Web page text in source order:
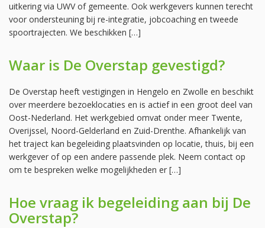
uitkering via UWV of gemeente. Ook werkgevers kunnen terecht
voor ondersteuning bij re-integratie, jobcoaching en tweede
spoortrajecten. We beschikken […]
Waar is De Overstap gevestigd?
De Overstap heeft vestigingen in Hengelo en Zwolle en beschikt
over meerdere bezoeklocaties en is actief in een groot deel van
Oost-Nederland. Het werkgebied omvat onder meer Twente,
Overijssel, Noord-Gelderland en Zuid-Drenthe. Afhankelijk van
het traject kan begeleiding plaatsvinden op locatie, thuis, bij een
werkgever of op een andere passende plek. Neem contact op
om te bespreken welke mogelijkheden er […]
Hoe vraag ik begeleiding aan bij De
Overstap?